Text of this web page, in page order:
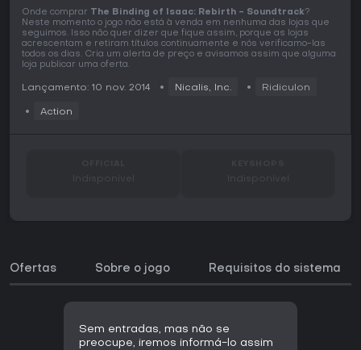
Onde comprar The Binding of Isaac: Rebirth - Soundtrack?
Neste momento o jogo não está à venda em nenhuma das lojas que
seguimos. Isso não quer dizer que fique assim, porque as lojas
acrescentam e retiram títulos continuamente e nós verificamo-las
todos os dias. Cria um alerta de preço e avisamos assim que alguma
loja publicar uma oferta.
Lançamento: 10 nov. 2014 Nicalis, Inc. Ridiculon
Action
Indisponível Indisponível
Ofertas Sobre o jogo Requisitos do sistema
Sem entradas, mas não se
preocupe, iremos informá-lo assim